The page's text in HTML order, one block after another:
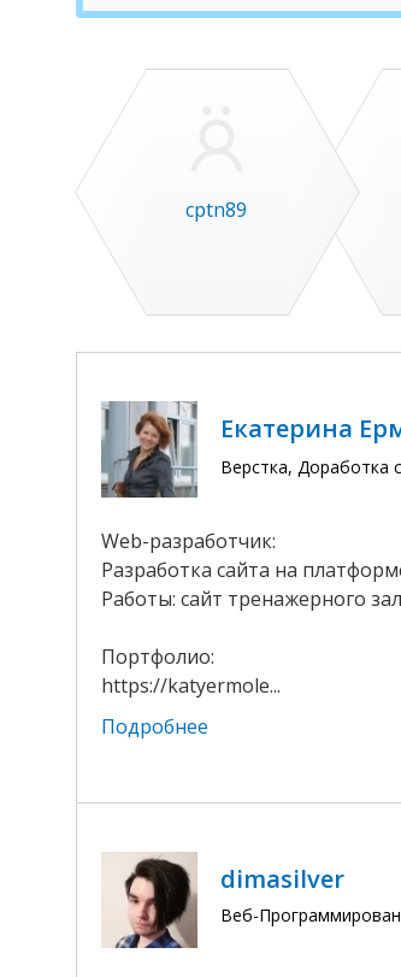
cptn89
Екатерина
Верстка, Доработка
Web-разработчик:
Разработка сайта на
Работы: сайт тренажерного
Портфолио:
https://katyermole...
Подробнее
dimasilver
Веб-